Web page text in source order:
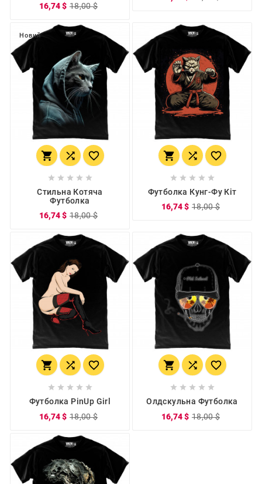
16,74 $ 18,00 $
Новий
  
    
Стильна Котяча
Футболка
16,74 $ 18,00 $
  
    
Футболка Кунг-Фу Кіт
16,74 $ 18,00 $
  
    
Футболка PinUp Girl
16,74 $ 18,00 $
  
    
Олдскульна Футболка
16,74 $ 18,00 $